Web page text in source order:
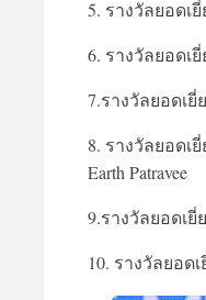
5. รางวัลยอดเ
6. รางวัลยอดเยี่
7.รางวัลยอดเยี่
8. รางวัลยอดเ
Earth Patravee
9.รางวัลยอดเยี่
10. รางวัลยอด